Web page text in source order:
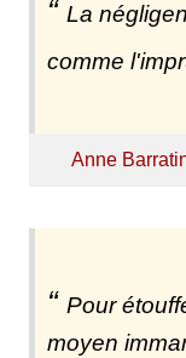
La
comme
Anne
Pour
moyen